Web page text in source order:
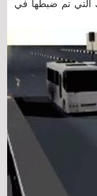
ايران بتاريخ 15 يوليو 2015 وكذلك التي تم ضبطها في